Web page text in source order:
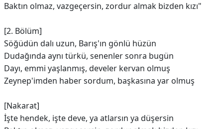
Baktın olmaz, vazgeçersin, zordur almak bizden kızı"
[2. Bölüm]
Söğüdün dalı uzun, Barış'ın gönlü hüzün
Dudağında aynı türkü, senenler sonra bugün
Dayı, emmi yaşlanmış, develer kervan olmuş
Zeynep'imden haber sordum, başkasına yar olmuş
[Nakarat]
İşte hendek, işte deve, ya atlarsın ya düşersin